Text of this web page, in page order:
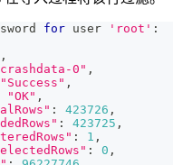
for user 'root' :
,
0" ,
"Success" ,
"OK" ,
: 423726 ,
: 423725 ,
: 1 ,
: 0 ,